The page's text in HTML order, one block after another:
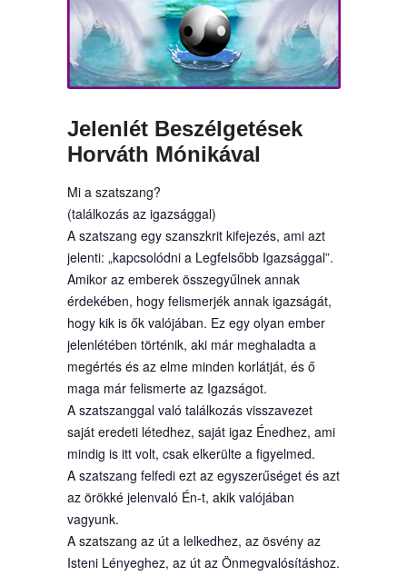
Jelenlét Beszélgetések
Horváth Mónikával
Mi a szatszang?
(találkozás az igazsággal)
A szatszang egy szanszkrit kifejezés, ami azt
jelenti: „kapcsolódni a Legfelsőbb Igazsággal”.
Amikor az emberek összegyűlnek annak
érdekében, hogy felismerjék annak igazságát,
hogy kik is ők valójában. Ez egy olyan ember
jelenlétében történik, aki már meghaladta a
megértés és az elme minden korlátját, és ő
maga már felismerte az Igazságot.
A szatszanggal való találkozás visszavezet
saját eredeti létedhez, saját igaz Énedhez, ami
mindig is itt volt, csak elkerülte a figyelmed.
A szatszang felfedi ezt az egyszerűséget és azt
az örökké jelenvaló Én-t, akik valójában
vagyunk.
A szatszang az út a lelkedhez, az ösvény az
Isteni Lényeghez, az út az Önmegvalósításhoz.